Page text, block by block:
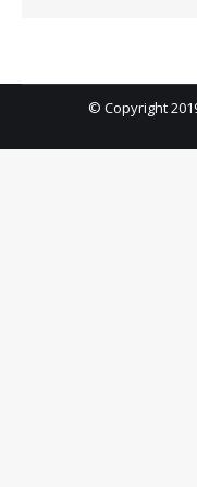
© Copyright